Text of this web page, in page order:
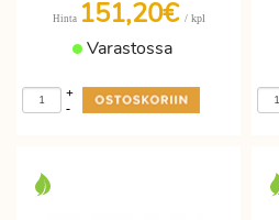
Hinta 151,20€ / kpl
Varastossa
-
+